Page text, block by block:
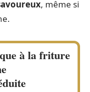
, même si
à la friture